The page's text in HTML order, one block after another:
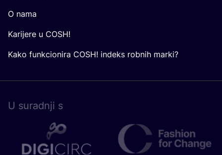
O nama
Karijere u COSH!
Kako funkcionira COSH! indeks robnih marki?
U surad­nji s